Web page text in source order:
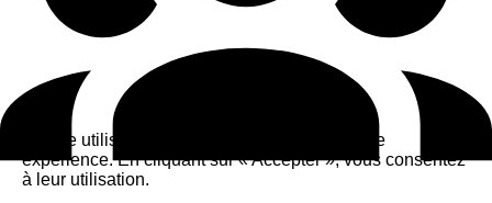
Ce site utilise des cookies pour améliorer votre
expérience. En cliquant sur « Accepter », vous consentez
à leur utilisation.